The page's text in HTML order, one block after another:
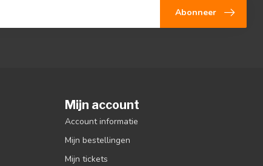
Abonneer
Mijn account
Account informatie
Mijn bestellingen
Mijn tickets